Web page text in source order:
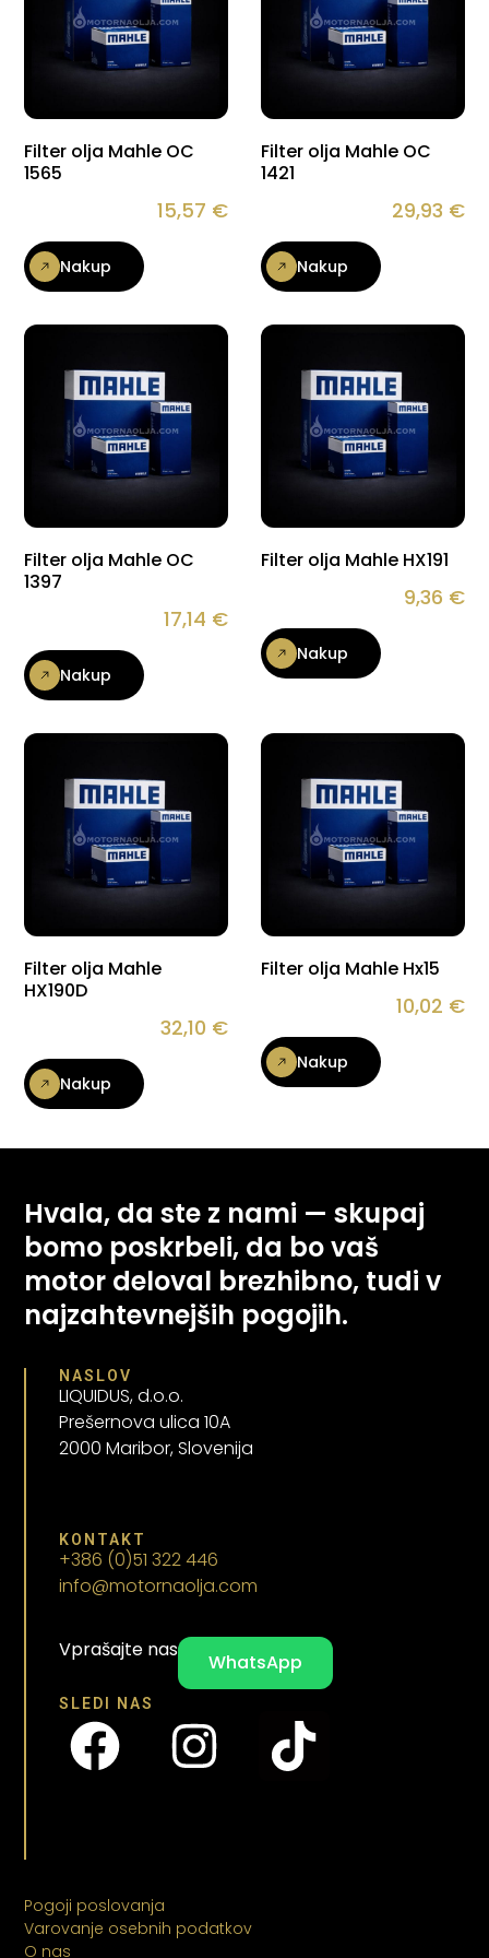
Filter olja Mahle OC
1565
15,57 €
Nakup
Filter olja Mahle OC
1421
29,93 €
Nakup
Filter olja Mahle OC
1397
17,14 €
Nakup
Filter olja Mahle HX191
9,36 €
Nakup
Filter olja Mahle
HX190D
32,10 €
Nakup
Filter olja Mahle Hx15
10,02 €
Nakup
Hvala, da ste z nami — skupaj
bomo poskrbeli, da bo vaš
motor deloval brezhibno, tudi v
najzahtevnejših pogojih.
NASLOV
LIQUIDUS, d.o.o.
Prešernova ulica 10A
2000 Maribor, Slovenija
KONTAKT
+386 (0)51 322 446
info@motornaolja.com
Vprašajte nas
WhatsApp
SLEDI NAS
Pogoji poslovanja
Varovanje osebnih podatkov
O nas